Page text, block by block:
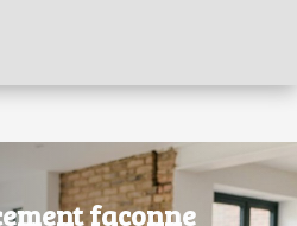
façonne